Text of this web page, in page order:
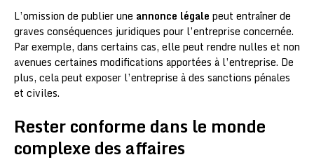
L’omission de publier une annonce légale peut entraîner de
graves conséquences juridiques pour l’entreprise concernée.
Par exemple, dans certains cas, elle peut rendre nulles et non
avenues certaines modifications apportées à l’entreprise. De
plus, cela peut exposer l’entreprise à des sanctions pénales
et civiles.
Rester conforme dans le monde
complexe des affaires